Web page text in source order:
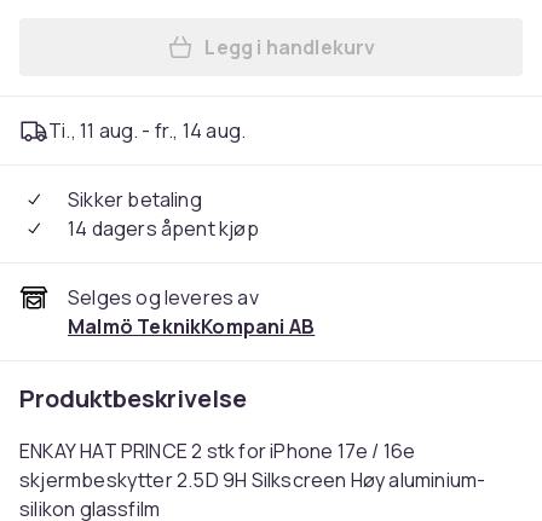
Legg ENKAY 2stk herdet
Legg i handlekurv
Ti., 11 aug. - fr., 14 aug.
Sikker betaling
14 dagers åpent kjøp
Selges og leveres av
Malmö TeknikKompani AB
Produktbeskrivelse
ENKAY HAT PRINCE 2 stk for iPhone 17e / 16e
skjermbeskytter 2.5D 9H Silkscreen Høy aluminium-
silikon glassfilm